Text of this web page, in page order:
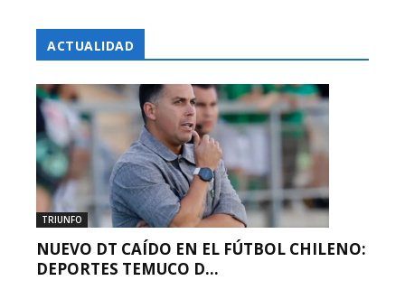
ACTUALIDAD
TRIUNFO
NUEVO DT CAÍDO EN EL FÚTBOL CHILENO:
DEPORTES TEMUCO D...